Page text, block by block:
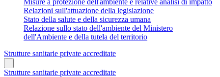
Relazioni sull'attuazione della legislazione
Stato della salute e della sicurezza umana
Relazione sullo stato dell'ambiente del Ministero
dell'Ambiente e della tutela del territorio
Strutture sanitarie private accreditate
Strutture sanitarie private accreditate